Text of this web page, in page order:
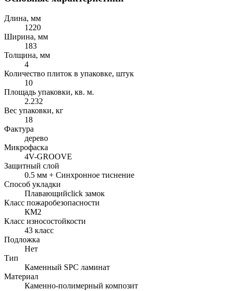
Длина, мм
1220
Ширина, мм
183
Толщина, мм
4
Количество плиток в упаковке, штук
10
Площадь упаковки, кв. м.
2.232
Вес упаковки, кг
18
Фактура
дерево
Микрофаска
4V-GROOVE
Защитный слой
0.5 мм + Cинхронное тиснение
Способ укладки
Плавающийclick замок
Класс пожаробезопасности
КМ2
Класс износостойкости
43 класс
Подложка
Нет
Тип
Каменный SPC ламинат
Материал
Каменно-полимерный композит